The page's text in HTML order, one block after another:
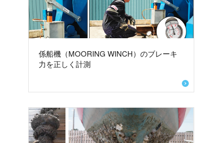
係船機（MOORING WINCH）のブレーキ
力を正しく計測